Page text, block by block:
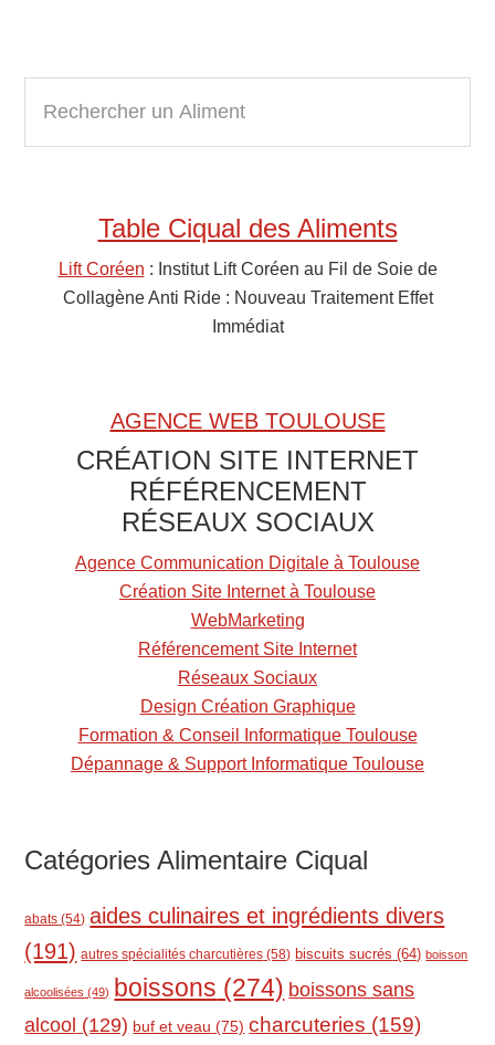
Primary
Sidebar
c
Table Ciqual des Aliments
Lift Coréen : Institut Lift Coréen au Fil de Soie de
Collagène Anti Ride : Nouveau Traitement Effet
Immédiat
AGENCE WEB TOULOUSE
CRÉATION SITE INTERNET
RÉFÉRENCEMENT
RÉSEAUX SOCIAUX
Agence Communication Digitale à Toulouse
Création Site Internet à Toulouse
WebMarketing
Référencement Site Internet
Réseaux Sociaux
Design Création Graphique
Formation & Conseil Informatique Toulouse
Dépannage & Support Informatique Toulouse
Catégories Alimentaire Ciqual
abats (54) aides culinaires et ingrédients divers
(191) autres spécialités charcutières (58) biscuits sucrés (64) boisson
alcoolisées (49) boissons (274) boissons sans
alcool (129) buf et veau (75) charcuteries (159)